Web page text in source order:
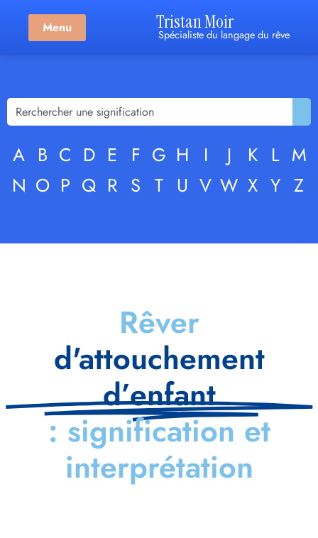
Menu Tristan Moir
Spécialiste du langage du rêve
A B C D E F G H I J K L M
N O P Q R S T U V W X Y Z
Rêver
d'attouchement
d’enfant
: signification et
interprétation